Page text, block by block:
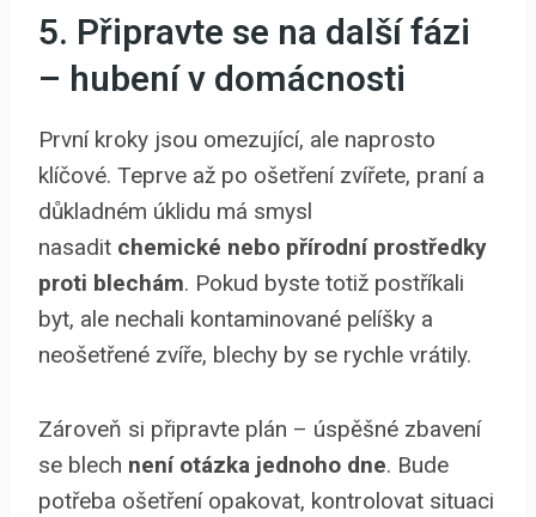
5. Připravte se na další fázi
– hubení v domácnosti
První kroky jsou omezující, ale naprosto
klíčové. Teprve až po ošetření zvířete, praní a
důkladném úklidu má smysl
nasadit chemické nebo přírodní prostředky
proti blechám. Pokud byste totiž postříkali
byt, ale nechali kontaminované pelíšky a
neošetřené zvíře, blechy by se rychle vrátily.
Zároveň si připravte plán – úspěšné zbavení
se blech není otázka jednoho dne. Bude
potřeba ošetření opakovat, kontrolovat situaci